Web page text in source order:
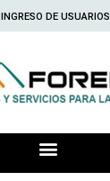
INGRESO DE USUARIOS